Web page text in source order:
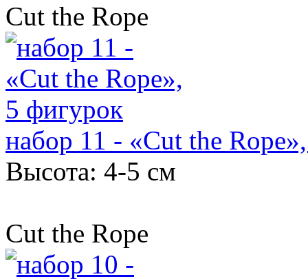
Cut the Rope
набор 11 - «Cut the
Высота: 4-5 см
Cut the Rope